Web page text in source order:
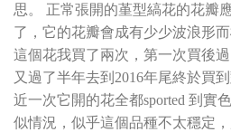
思。 正常張開的堇型縞花的花瓣
了，它的花瓣會成有少少波浪形
這個花我買了兩次，第一次買後
又過了半年去到2016年尾終於買
近一次它開的花全都sported 到實
似情況，似乎這個品種不太穩定